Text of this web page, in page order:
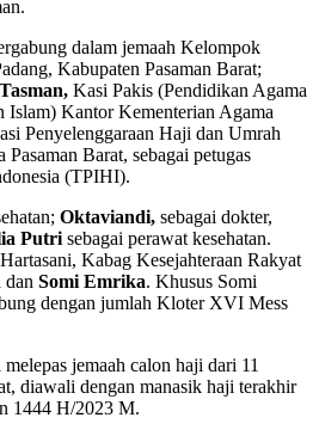
dalam jemaah Kelompok
Kabupaten Pasaman Barat;
Kasi Pakis (Pendidikan Agama
Islam) Kantor Kementerian Agama
Penyelenggaraan Haji dan Umrah
Barat, sebagai petugas
(TPIHI).
Oktaviandi, sebagai dokter,
Putri sebagai perawat kesehatan.
Kabag Kesejahteraan Rakyat
dan Somi Emrika. Khusus Somi
dengan jumlah Kloter XVI Mess
jemaah calon haji dari 11
diawali dengan manasik haji terakhir
1444 H/2023 M.